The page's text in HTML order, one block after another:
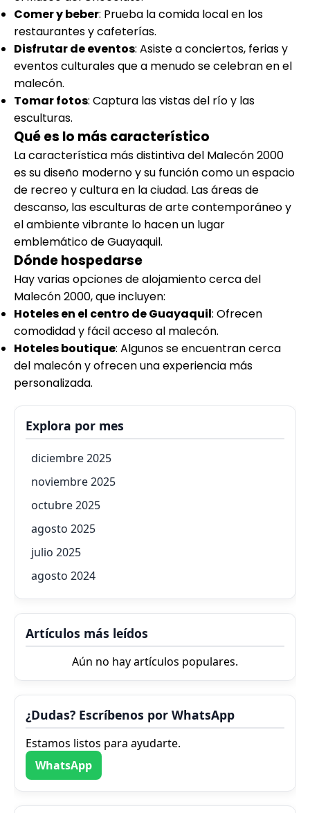
Comer y beber: Prueba la comida local en los
restaurantes y cafeterías.
Disfrutar de eventos: Asiste a conciertos, ferias y
eventos culturales que a menudo se celebran en el
malecón.
Tomar fotos: Captura las vistas del río y las
esculturas.
Qué es lo más característico
La característica más distintiva del Malecón 2000
es su diseño moderno y su función como un espacio
de recreo y cultura en la ciudad. Las áreas de
descanso, las esculturas de arte contemporáneo y
el ambiente vibrante lo hacen un lugar
emblemático de Guayaquil.
Dónde hospedarse
Hay varias opciones de alojamiento cerca del
Malecón 2000, que incluyen:
Hoteles en el centro de Guayaquil: Ofrecen
comodidad y fácil acceso al malecón.
Hoteles boutique: Algunos se encuentran cerca
del malecón y ofrecen una experiencia más
personalizada.
Explora por mes
diciembre 2025
noviembre 2025
octubre 2025
agosto 2025
julio 2025
agosto 2024
Artículos más leídos
Aún no hay artículos populares.
¿Dudas? Escríbenos por WhatsApp
Estamos listos para ayudarte.
WhatsApp